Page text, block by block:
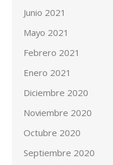
Junio 2021
Mayo 2021
Febrero 2021
Enero 2021
Diciembre 2020
Noviembre 2020
Octubre 2020
Septiembre 2020